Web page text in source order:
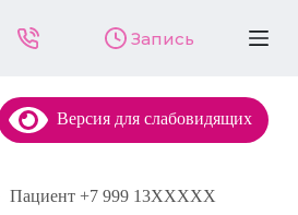
Запись
Версия для слабовидящих
Пациент +7 999 13XXXXX